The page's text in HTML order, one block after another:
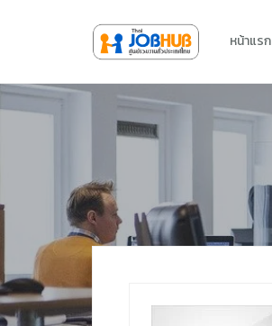
หน้าแรก